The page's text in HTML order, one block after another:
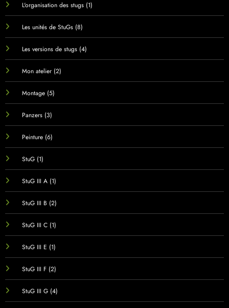
L'organisation des stugs(1)
Les unités de StuGs(8)
Les versions de stugs(4)
Mon atelier(2)
Montage(5)
Panzers(3)
Peinture(6)
StuG(1)
StuG III A(1)
StuG III B (2)
StuG III C(1)
StuG III E (1)
StuG III F(2)
StuG III G(4)